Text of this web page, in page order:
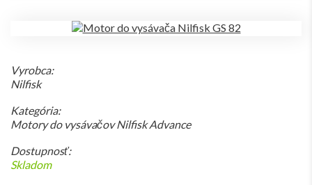
Vyrobca:
Nilfisk
Kategória:
Motory do vysávačov Nilfisk Advance
Dostupnosť:
Skladom